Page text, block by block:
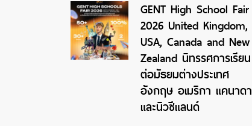
GENT High School Fair
2026 United Kingdom,
USA, Canada and New
Zealand นิทรรศการเรียน
ต่อมัธยมต่างประเทศ
อังกฤษ อเมริกา แคนาดา
และนิวซีแลนด์